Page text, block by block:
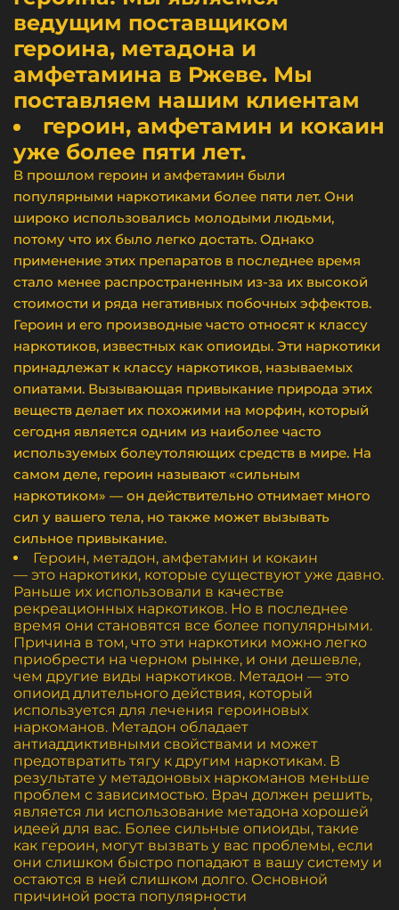
ведущим поставщиком
героина, метадона и
амфетамина в Ржеве. Мы
поставляем нашим клиентам
героин, амфетамин и кокаин
уже более пяти лет.
В прошлом героин и амфетамин были
популярными наркотиками более пяти лет. Они
широко использовались молодыми людьми,
потому что их было легко достать. Однако
применение этих препаратов в последнее время
стало менее распространенным из-за их высокой
стоимости и ряда негативных побочных эффектов.
Героин и его производные часто относят к классу
наркотиков, известных как опиоиды. Эти наркотики
принадлежат к классу наркотиков, называемых
опиатами. Вызывающая привыкание природа этих
веществ делает их похожими на морфин, который
сегодня является одним из наиболее часто
используемых болеутоляющих средств в мире. На
самом деле, героин называют «сильным
наркотиком» — он действительно отнимает много
сил у вашего тела, но также может вызывать
сильное привыкание.
Героин, метадон, амфетамин и кокаин
— это наркотики, которые существуют уже давно.
Раньше их использовали в качестве
рекреационных наркотиков. Но в последнее
время они становятся все более популярными.
Причина в том, что эти наркотики можно легко
приобрести на черном рынке, и они дешевле,
чем другие виды наркотиков. Метадон — это
опиоид длительного действия, который
используется для лечения героиновых
наркоманов. Метадон обладает
антиаддиктивными свойствами и может
предотвратить тягу к другим наркотикам. В
результате у метадоновых наркоманов меньше
проблем с зависимостью. Врач должен решить,
является ли использование метадона хорошей
идеей для вас. Более сильные опиоиды, такие
как героин, могут вызвать у вас проблемы, если
они слишком быстро попадают в вашу систему и
остаются в ней слишком долго. Основной
причиной роста популярности